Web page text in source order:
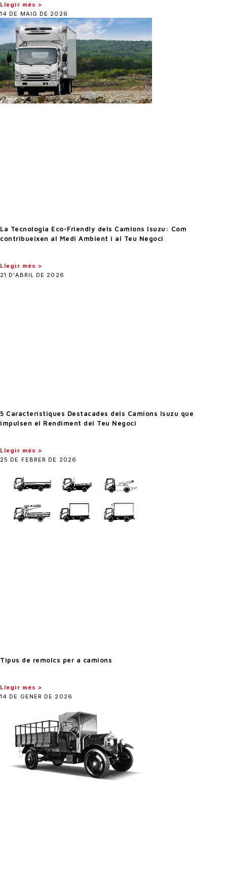
Llegir més >
14 DE MAIG DE 2026
La Tecnologia Eco-Friendly dels Camions Isuzu: Com
contribueixen al Medi Ambient i al Teu Negoci
Llegir més >
21 D'ABRIL DE 2026
5 Característiques Destacades dels Camions Isuzu que
impulsen el Rendiment del Teu Negoci
Llegir més >
25 DE FEBRER DE 2026
Tipus de remolcs per a camions
Llegir més >
14 DE GENER DE 2026